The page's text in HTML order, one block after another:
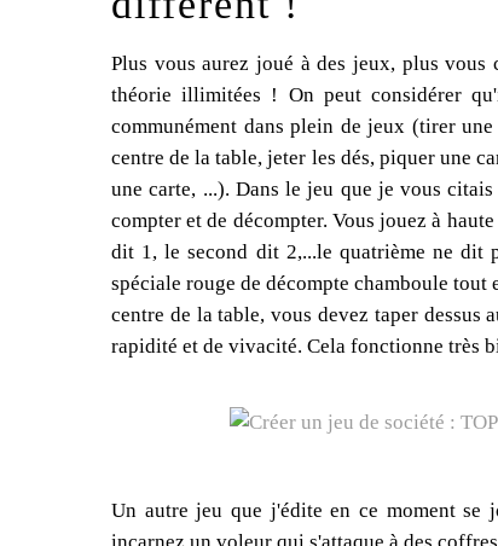
Plus vous aurez joué à des jeux, plus
théorie illimitées ! On peut considérer
communément dans plein de jeux (tirer
centre de la table, jeter les dés, piquer une
une carte, ...). Dans le jeu que je vous
compter et de décompter. Vous jouez à
dit 1, le second dit 2,...le quatrième ne dit
spéciale rouge de décompte chamboule
centre de la table, vous devez taper dessus
rapidité et de vivacité. Cela fonctionne très
Un autre jeu que j'édite en ce moment se